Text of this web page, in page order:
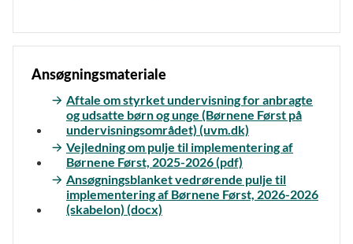
Ansøgningsmateriale
Aftale om styrket undervisning for anbragte
og udsatte børn og unge (Børnene Først på
undervisningsområdet) (uvm.dk)
Vejledning om pulje til implementering af
Børnene Først, 2025-2026 (pdf)
Ansøgningsblanket vedrørende pulje til
implementering af Børnene Først, 2026-2026
(skabelon) (docx)